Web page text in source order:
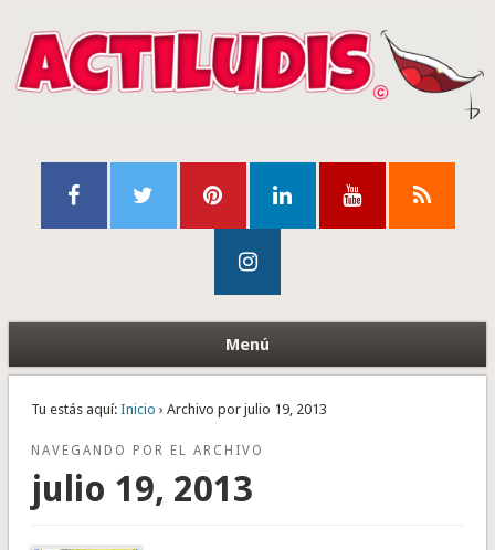
Menú
Tu estás aquí: Inicio › Archivo por julio 19, 2013
NAVEGANDO POR EL ARCHIVO
julio 19, 2013